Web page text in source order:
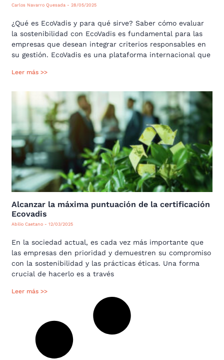
Carlos Navarro Quesada 28/05/2025
¿Qué es EcoVadis y para qué sirve? Saber cómo evaluar
la sostenibilidad con EcoVadis es fundamental para las
empresas que desean integrar criterios responsables en
su gestión. EcoVadis es una plataforma internacional que
Leer más >>
Alcanzar la máxima puntuación de la certificación
Ecovadis
Abilio Caetano 12/03/2025
En la sociedad actual, es cada vez más importante que
las empresas den prioridad y demuestren su compromiso
con la sostenibilidad y las prácticas éticas. Una forma
crucial de hacerlo es a través
Leer más >>